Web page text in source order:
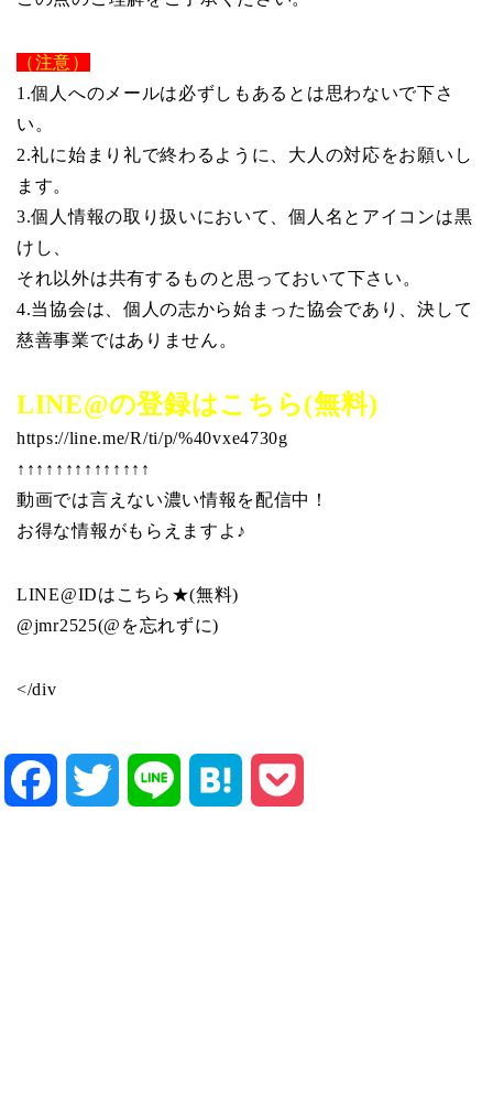
（注意）
1.個人へのメールは必ずしもあるとは思わないで下さ
い。
2.礼に始まり礼で終わるように、大人の対応をお願いし
ます。
3.個人情報の取り扱いにおいて、個人名とアイコンは黒
けし、
それ以外は共有するものと思っておいて下さい。
4.当協会は、個人の志から始まった協会であり、決して
慈善事業ではありません。
LINE@の登録はこちら(無料)
https://line.me/R/ti/p/%40vxe4730g
↑↑↑↑↑↑↑↑↑↑↑↑↑↑
動画では言えない濃い情報を配信中！
お得な情報がもらえますよ♪
LINE@IDはこちら★(無料)
@jmr2525(@を忘れずに)
</div
Facebook Twitter Line Hatena